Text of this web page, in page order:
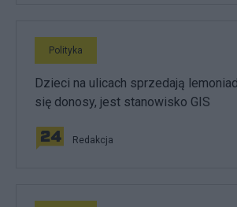
Polityka
Dzieci na ulicach sprzedają
się donosy, jest stanowisko GIS
Redakcja